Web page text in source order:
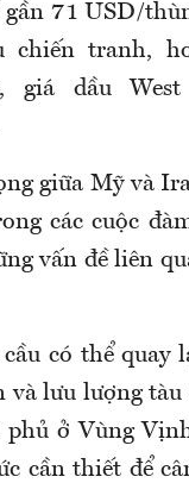
71 USD/
chiến tranh,
dầu West
giữa Mỹ và
các cuộc
vấn đề liên
có thể quay
và lưu lượng tàu
phủ ở Vùng
cần thiết để